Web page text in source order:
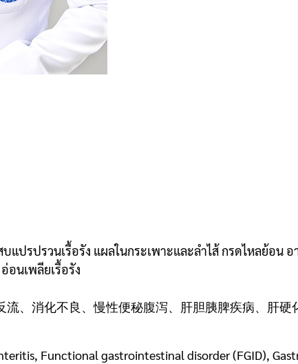
แปรปรวนเรื้อรัง แผลในกระเพาะและลำไส้ กรดไหลย้อน อ
อนเพลียเรื้อรัง
、消化不良、慢性便秘腹泻、肝胆胰脾疾病、肝硬
Functional gastrointestinal disorder (FGID),